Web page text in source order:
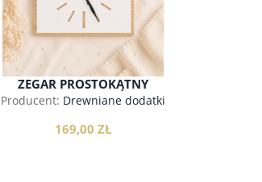
do koszyka
ZEGAR PROSTOKĄTNY
MINIMALIST
Producent: Drewniane dodatki
169,00 ZŁ